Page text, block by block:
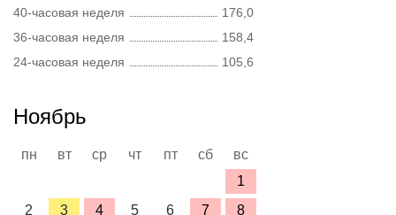
40-часовая неделя
176,0
36-часовая неделя
158,4
24-часовая неделя
105,6
Ноябрь
пн вт ср чт пт сб
вс
1
2
3 4 5 6 7 8